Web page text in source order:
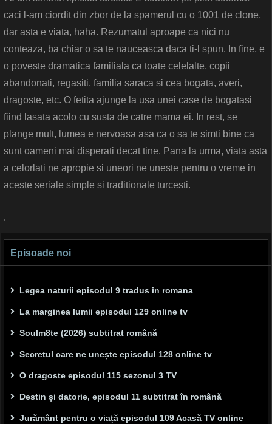
caci l-am ciordit din zbor de la spamerul cu o 1001 de clone,
dar asta e viata, haha. Rezumatul aproape ca nici nu
conteaza, ba chiar o sa te nauceasca daca ti-l spun. In fine, e
o poveste dramatica familiala ca toate celelalte, copii
abandonati, regasiti, familia saraca si cea bogata, averi,
dragoste, etc. O fetita ajunge la usa unei case de bogatasi
fiind lasata acolo cu susta de catre mama ei. In rest, se
plange mult, lumea e nervoasa asa ca o sa te simti bine ca
sunt oameni mai disperati decat tine. Pana la urma, viata asta
a celorlati ne apropie si uneori ne uneste pentru o vreme in
aceste seriale simple si traditionale turcesti.
.
Episoade noi
Legea naturii episodul 9 tradus in romana
La marginea lumii episodul 129 online tv
Soulm8te (2026) subtitrat română
Secretul care ne unește episodul 128 online tv
O dragoste episodul 115 sezonul 3 TV
Destin și datorie, episodul 11 subtitrat în română
Jurământ pentru o viață episodul 109 Acasă TV online